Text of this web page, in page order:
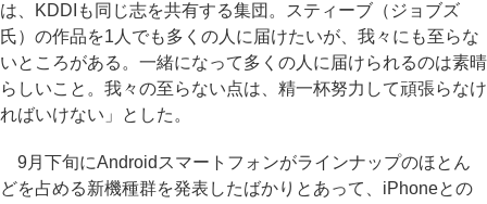
は、KDDIも同じ志を共有する集団。スティーブ（ジョブズ
氏）の作品を1人でも多くの人に届けたいが、我々にも至らな
いところがある。一緒になって多くの人に届けられるのは素晴
らしいこと。我々の至らない点は、精一杯努力して頑張らなけ
ればいけない」とした。
9月下旬にAndroidスマートフォンがラインナップのほとん
どを占める新機種群を発表したばかりとあって、iPhoneとの